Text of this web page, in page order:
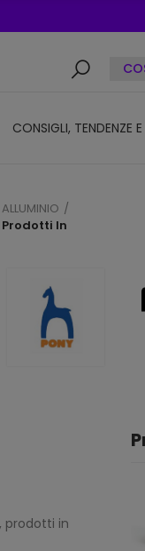
CONSIGLI, TENDENZE
Prodotti In
prodotti in